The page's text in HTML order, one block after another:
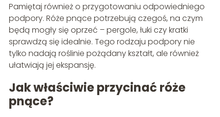
Pamiętaj również o przygotowaniu odpowiedniego
podpory. Róże pnące potrzebują czegoś, na czym
będą mogły się oprzeć – pergole, łuki czy kratki
sprawdzą się idealnie. Tego rodzaju podpory nie
tylko nadają roślinie pożądany kształt, ale również
ułatwiają jej ekspansję.
Jak właściwie przycinać róże
pnące?